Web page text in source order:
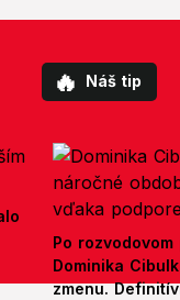
🔥 Náš tip
Po
Dominika
zmenu.